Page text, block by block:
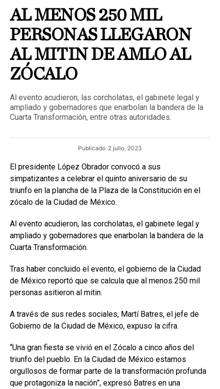
AL MENOS 250 MIL
PERSONAS LLEGARON
AL MITIN DE AMLO AL
ZÓCALO
Al evento acudieron, las corcholatas, el gabinete legal y
ampliado y gobernadores que enarbolan la bandera de la
Cuarta Transformación, entre otras autoridades.
Publicado 2 julio, 2023
El presidente López Obrador convocó a sus
simpatizantes a celebrar el quinto aniversario de su
triunfo en la plancha de la Plaza de la Constitución en el
zócalo de la Ciudad de México.
Al evento acudieron, las corcholatas, el gabinete legal y
ampliado y gobernadores que enarbolan la bandera de la
Cuarta Transformación.
Tras haber concluido el evento, el gobierno de la Ciudad
de México reportó que se calcula que al menos 250 mil
personas asitieron al mitin.
A través de sus redes sociales, Martí Batres, el jefe de
Gobierno de la Ciudad de México, expuso la cifra.
“Una gran fiesta se vivió en el Zócalo a cinco años del
triunfo del pueblo. En la Ciudad de México estamos
orgullosos de formar parte de la transformación profunda
que protagoniza la nación”, expresó Batres en una